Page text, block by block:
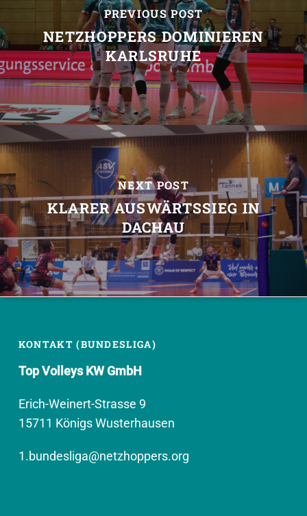
PREVIOUS POST
NETZHOPPERS DOMINIEREN
KARLSRUHE
NEXT POST
KLARER AUSWÄRTSSIEG IN
DACHAU
KONTAKT (BUNDESLIGA)
Top Volleys KW GmbH
Erich-Weinert-Strasse 9
15711 Königs Wusterhausen
1.bundesliga@netzhoppers.org